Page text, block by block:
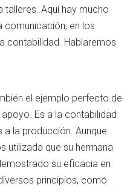
Aquí hay mucho
comunicación, en los
contabilidad. Hablaremos
el ejemplo perfecto de
Es a la contabilidad
a la producción. Aunque
utilizada que su hermana
su eficacia en
principios, como